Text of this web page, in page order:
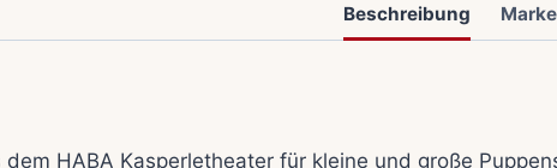
Beschreibung Marke
HABA Kasperletheater für kleine und große